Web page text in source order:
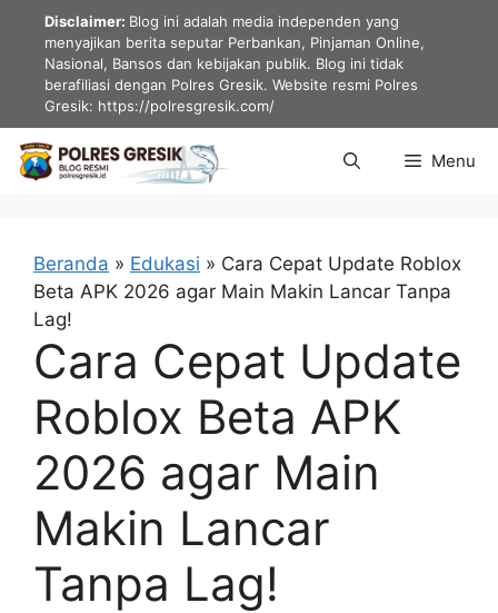
LangsungDisclaimer: Blog ini adalah media independen yang
menyajikan berita seputar Perbankan, Pinjaman Online,
Nasional, Bansos dan kebijakan publik. Blog ini tidak
berafiliasi dengan Polres Gresik. Website resmi Polres
Gresik: https://polresgresik.com/
Menu
Beranda » Edukasi » Cara Cepat Update Roblox
Beta APK 2026 agar Main Makin Lancar Tanpa
Lag!
Cara Cepat Update
Roblox Beta APK
2026 agar Main
Makin Lancar
Tanpa Lag!